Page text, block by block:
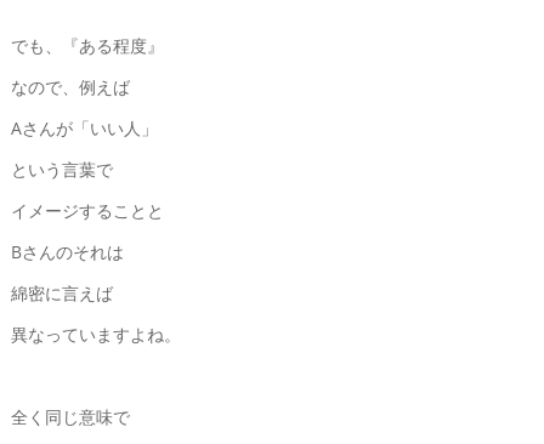
でも、『ある程度』
なので、例えば
Aさんが「いい人」
という言葉で
イメージすることと
Bさんのそれは
綿密に言えば
異なっていますよね。
全く同じ意味で